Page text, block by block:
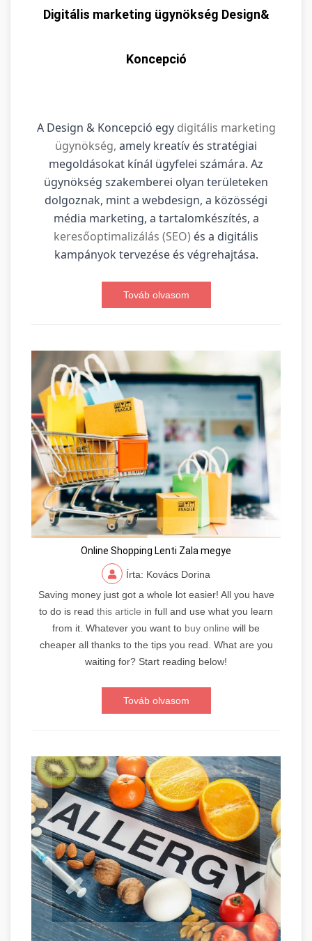
Digitális marketing ügynökség Design&
Koncepció
A Design & Koncepció egy digitális marketing
ügynökség, amely kreatív és stratégiai
megoldásokat kínál ügyfelei számára. Az
ügynökség szakemberei olyan területeken
dolgoznak, mint a webdesign, a közösségi
média marketing, a tartalomkészítés, a
keresőoptimalizálás (SEO) és a digitális
kampányok tervezése és végrehajtása.
Továb olvasom
Online Shopping Lenti Zala megye
Írta: Kovács Dorina
Saving money just got a whole lot easier! All you have
to do is read this article in full and use what you learn
from it. Whatever you want to buy online will be
cheaper all thanks to the tips you read. What are you
waiting for? Start reading below!
Továb olvasom